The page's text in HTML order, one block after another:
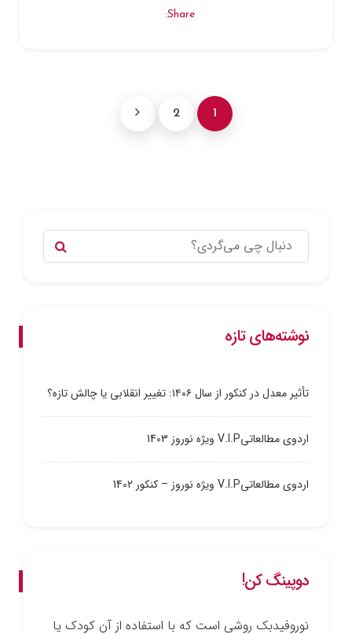
Share:
1
2
نوشته‌های تازه
تأثیر معدل در کنکور از سال ۱۴۰۶: تغییر انقلابی یا چالش تازه؟
اردوی مطالعاتیV.I.P ویژه نوروز 1403
اردوی مطالعاتیV.I.P ویژه نوروز – کنکور 1402
دوپینگ کن!
نوروفیدبک روشی است که با استفاده از آن کودک یا